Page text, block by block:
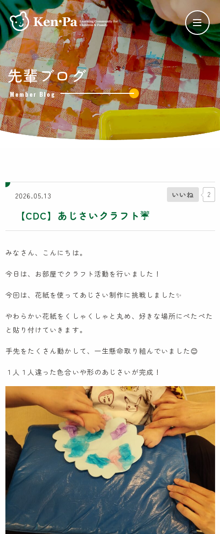
ケンパの保育
ケンパの各園
ケンパ西馬込園
ケンパ高田園
ケンパ池上園
ケンパ井の頭本園・分園
ケンパのNPO活動
Lunch Trip
木とのふれあい
イスラエル研修記
ケンパの採用
お問い合わせ
園見学に関するお問い合わせ
採用に関するお問い合わせ
NPO会員専用ページはこちら
お知らせ
先輩職員による先輩ブログ
ケンパの活動ブログ
先輩ブログ
Member Blog
2026.05.13
【CDC】あじさいクラフト☔
いいね 2
みなさん、こんにちは。
今日は、お部屋でクラフト活動を行いました！
今回は、花紙を使ってあじさい制作に挑戦しました✨️
やわらかい花紙をくしゃくしゃと丸め、好きな場所にぺたぺた
と貼り付けていきます。
手先をたくさん動かして、一生懸命取り組んでいました😊
１人１人違った色合いや形のあじさいが完成！